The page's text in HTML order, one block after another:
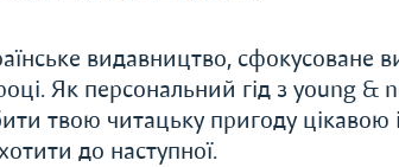
видавництво, сфокусоване
Як персональний гід з young &
твою читацьку пригоду цікавою
до наступної.